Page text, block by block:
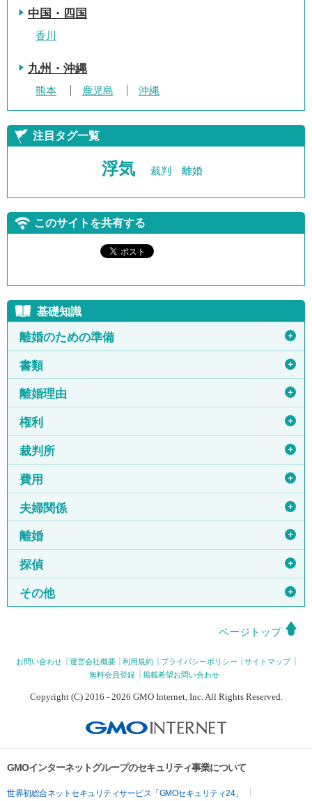
中国・四国
香川
九州・沖縄
熊本 鹿児島 沖縄
注目タグ一覧
浮気 裁判 離婚
このサイトを共有する
基礎知識
離婚のための準備 ＋
書類 ＋
離婚理由 ＋
権利 ＋
裁判所 ＋
費用 ＋
夫婦関係 ＋
離婚 ＋
探偵 ＋
その他 ＋
ページトップ
お問い合わせ 運営会社概要 利用規約 プライバシーポリシー
サイトマップ
無料会員登録
掲載希望お問い合わせ
Copyright (C) 2016 - 2026 GMO Internet, Inc. All Rights Reserved.
GMOインターネットグループのセキュリティ事業について
世界初総合ネットセキュリティサービス「GMOセキュリティ24」